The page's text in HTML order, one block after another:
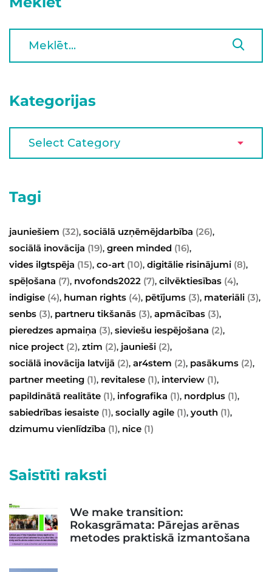
Kategorijas
Tagi
jauniešiem (32), sociālā uzņēmējdarbība (26),
sociālā inovācija (19), green minded (16),
vides ilgtspēja (15), co-art (10), digitālie risinājumi (8),
spēļošana (7), nvofonds2022 (7), cilvēktiesības (4),
indigise (4), human rights (4), pētījums (3), materiāli (3),
senbs (3), partneru tikšanās (3), apmācības (3),
pieredzes apmaiņa (3), sieviešu iespējošana (2),
nice project (2), ztim (2), jaunieši (2),
sociālā inovācija latvijā (2), ar4stem (2), pasākums (2),
partner meeting (1), revitalese (1), interview (1),
papildinātā realitāte (1), infografika (1), nordplus (1),
sabiedrības iesaiste (1), socially agile (1), youth (1),
dzimumu vienlīdzība (1), nice (1)
Saistīti raksti
We make transition:
Rokasgrāmata: Pārejas arēnas
metodes praktiskā izmantošana